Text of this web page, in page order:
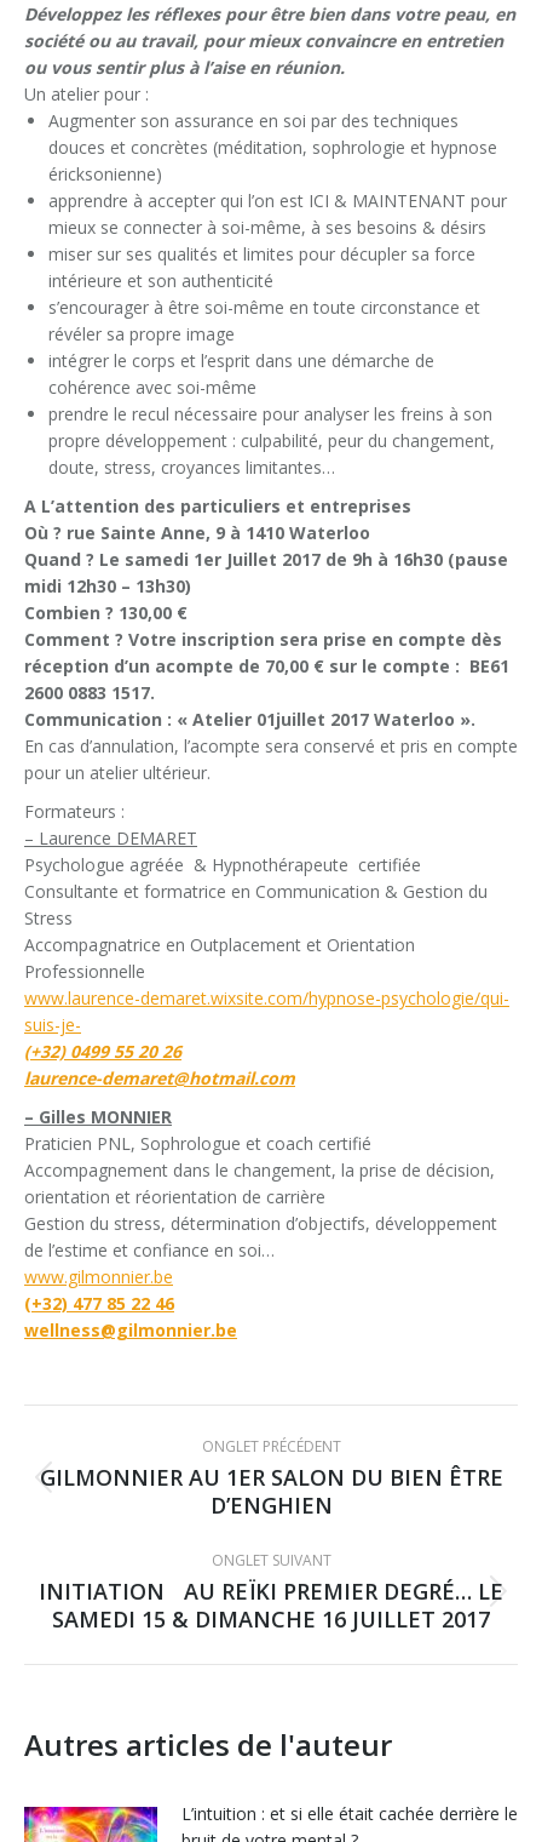
Développez les réflexes pour être bien dans votre peau, en
société ou au travail, pour mieux convaincre en entretien
ou vous sentir plus à l’aise en réunion.
Un atelier pour :
Augmenter son assurance en soi par des techniques
douces et concrètes (méditation, sophrologie et hypnose
éricksonienne)
apprendre à accepter qui l’on est ICI & MAINTENANT pour
mieux se connecter à soi-même, à ses besoins & désirs
miser sur ses qualités et limites pour décupler sa force
intérieure et son authenticité
s’encourager à être soi-même en toute circonstance et
révéler sa propre image
intégrer le corps et l’esprit dans une démarche de
cohérence avec soi-même
prendre le recul nécessaire pour analyser les freins à son
propre développement : culpabilité, peur du changement,
doute, stress, croyances limitantes…
A L’attention des particuliers et entreprises
Où ? rue Sainte Anne, 9 à 1410 Waterloo
Quand ? Le samedi 1er Juillet 2017 de 9h à 16h30 (pause
midi 12h30 – 13h30)
Combien ? 130,00 €
Comment ? Votre inscription sera prise en compte dès
réception d’un acompte de 70,00 € sur le compte : BE61
2600 0883 1517.
Communication : « Atelier 01juillet 2017 Waterloo ».
En cas d’annulation, l’acompte sera conservé et pris en compte
pour un atelier ultérieur.
Formateurs :
– Laurence DEMARET
Psychologue agréée & Hypnothérapeute certifiée
Consultante et formatrice en Communication & Gestion du
Stress
Accompagnatrice en Outplacement et Orientation
Professionnelle
www.laurence-demaret.wixsite.com/hypnose-psychologie/qui-
suis-je-
(+32) 0499 55 20 26
laurence-demaret@hotmail.com
– Gilles MONNIER
Praticien PNL, Sophrologue et coach certifié
Accompagnement dans le changement, la prise de décision,
orientation et réorientation de carrière
Gestion du stress, détermination d’objectifs, développement
de l’estime et confiance en soi…
www.gilmonnier.be
(+32) 477 85 22 46
wellness@gilmonnier.be
Navigation
de
ONGLET PRÉCÉDENT
Onglet
précédent
GILMONNIER AU 1ER SALON DU BIEN ÊTRE
D’ENGHIEN
ONGLET SUIVANT
Onglet
suivant
INITIATION AU REÏKI PREMIER DEGRÉ… LE
SAMEDI 15 & DIMANCHE 16 JUILLET 2017
Autres articles de l'auteur
L’intuition : et si elle était cachée derrière le